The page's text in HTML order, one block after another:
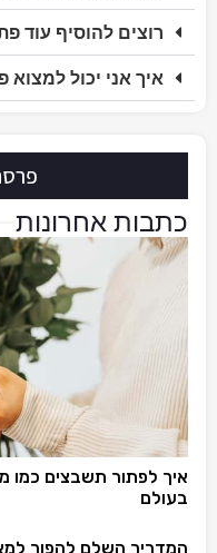
רוצים להוסיף עוד
איך אני יכול
כתבות אחרונות
איך לפתור תשבצים כמו
בעולם
המדריך השלם להפוך